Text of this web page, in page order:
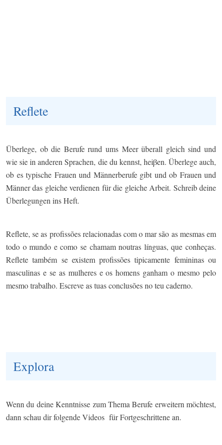
Reflete
Überlege, ob die Berufe rund ums Meer überall gleich sind und
wie sie in anderen Sprachen, die du kennst, heiβen. Überlege auch,
ob es typische Frauen und Männerberufe gibt und ob Frauen und
Männer das gleiche verdienen für die gleiche Arbeit. Schreib deine
Überlegungen ins Heft.
Reflete, se as profissões relacionadas com o mar são as mesmas em
todo o mundo e como se chamam noutras línguas, que conheças.
Reflete também se existem profissões tipicamente femininas ou
masculinas e se as mulheres e os homens ganham o mesmo pelo
mesmo trabalho. Escreve as tuas conclusões no teu caderno.
Explora
Wenn du deine Kenntnisse zum Thema Berufe erweitern möchtest,
dann schau dir folgende Videos für Fortgeschrittene an.